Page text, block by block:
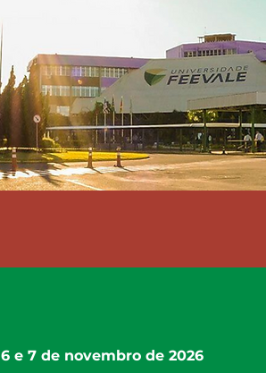
6 e 7 de novembro de 2026